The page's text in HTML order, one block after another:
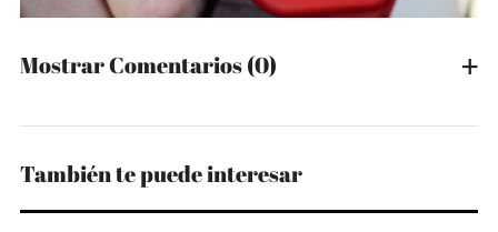
Mostrar Comentarios(0)
También te puede interesar